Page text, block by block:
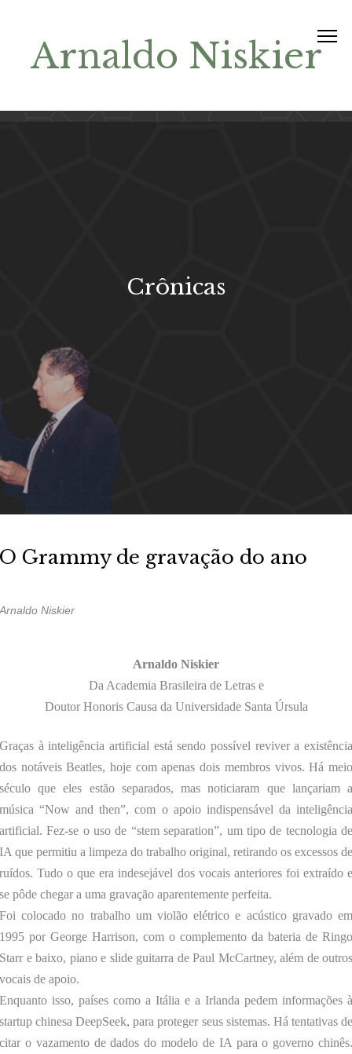
Arnaldo Niskier
Crônicas
O Grammy de gravação do ano
Arnaldo Niskier
Arnaldo Niskier
Da Academia Brasileira de Letras e
Doutor Honoris Causa da Universidade Santa Úrsula
Graças à inteligência artificial está sendo possível reviver a existência
dos notáveis Beatles, hoje com apenas dois membros vivos. Há meio
século que eles estão separados, mas noticiaram que lançariam a
música “Now and then”, com o apoio indispensável da inteligência
artificial. Fez-se o uso de “stem separation”, um tipo de tecnologia de
IA que permitiu a limpeza do trabalho original, retirando os excessos de
ruídos. Tudo o que era indesejável dos vocais anteriores foi extraído e
se pôde chegar a uma gravação aparentemente perfeita.
Foi colocado no trabalho um violão elétrico e acústico gravado em
1995 por George Harrison, com o complemento da bateria de Ringo
Starr e baixo, piano e slide guitarra de Paul McCartney, além de outros
vocais de apoio.
Enquanto isso, países como a Itália e a Irlanda pedem informações à
startup chinesa DeepSeek, para proteger seus sistemas. Há tentativas de
citar o vazamento de dados do modelo de IA para o governo chinês.